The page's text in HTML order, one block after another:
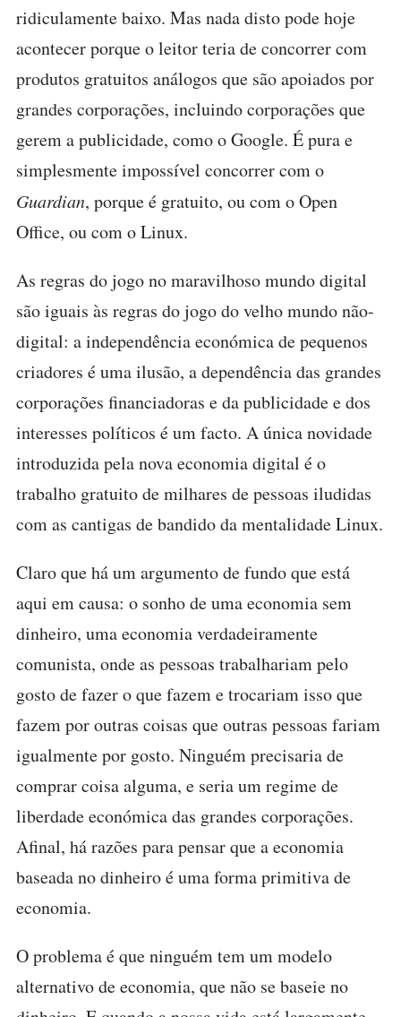
ridiculamente baixo. Mas nada disto pode hoje
acontecer porque o leitor teria de concorrer com
produtos gratuitos análogos que são apoiados por
grandes corporações, incluindo corporações que
gerem a publicidade, como o Google. É pura e
simplesmente impossível concorrer com o
Guardian, porque é gratuito, ou com o Open
Office, ou com o Linux.
As regras do jogo no maravilhoso mundo digital
são iguais às regras do jogo do velho mundo não-
digital: a independência económica de pequenos
criadores é uma ilusão, a dependência das grandes
corporações financiadoras e da publicidade e dos
interesses políticos é um facto. A única novidade
introduzida pela nova economia digital é o
trabalho gratuito de milhares de pessoas iludidas
com as cantigas de bandido da mentalidade Linux.
Claro que há um argumento de fundo que está
aqui em causa: o sonho de uma economia sem
dinheiro, uma economia verdadeiramente
comunista, onde as pessoas trabalhariam pelo
gosto de fazer o que fazem e trocariam isso que
fazem por outras coisas que outras pessoas fariam
igualmente por gosto. Ninguém precisaria de
comprar coisa alguma, e seria um regime de
liberdade económica das grandes corporações.
Afinal, há razões para pensar que a economia
baseada no dinheiro é uma forma primitiva de
economia.
O problema é que ninguém tem um modelo
alternativo de economia, que não se baseie no